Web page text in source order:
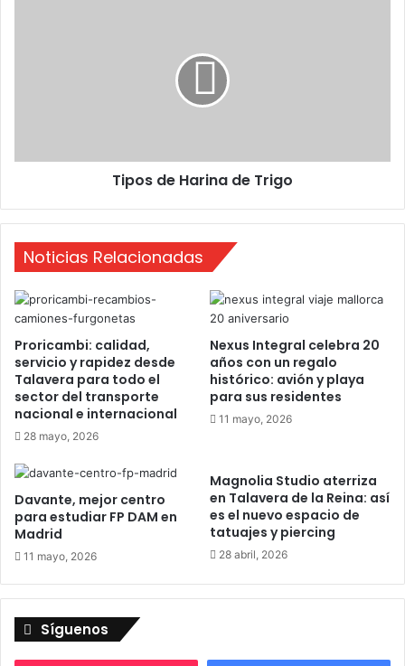
t
d
e
a
l
a
v
r
a
a
e
T
g
o
Tipos de Harina de Trigo
Noticias Relacionadas
Proricambi: calidad,
servicio y rapidez desde
Talavera para todo el
sector del transporte
nacional e internacional
28 mayo, 2026
Nexus Integral celebra 20
años con un regalo
histórico: avión y playa
para sus residentes
11 mayo, 2026
Davante, mejor centro
para estudiar FP DAM en
Madrid
11 mayo, 2026
Magnolia Studio aterriza
en Talavera de la Reina: así
es el nuevo espacio de
tatuajes y piercing
28 abril, 2026
Síguenos